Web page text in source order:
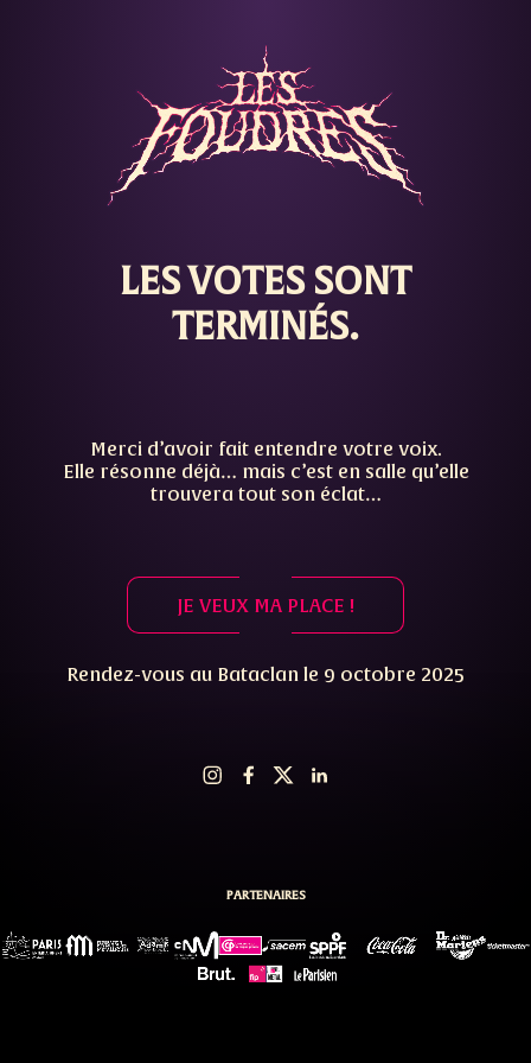
LES VOTES SONT
TERMINÉS.
Merci d’avoir fait entendre votre voix.
Elle résonne déjà… mais c’est en salle qu’elle
trouvera tout son éclat…
JE VEUX MA PLACE !
Rendez-vous au Bataclan le 9 octobre 2025
PARTENAIRES